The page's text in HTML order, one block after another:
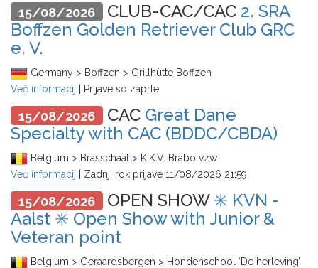
15/08/2026 CLUB-CAC/CAC 2. SRA
Boffzen Golden Retriever Club GRC
e. V.
Germany > Boffzen > Grillhütte Boffzen
Več informacij
| Prijave so zaprte
15/08/2026 CAC Great Dane
Specialty with CAC (BDDC/CBDA)
Belgium > Brasschaat > K.K.V. Brabo vzw
Več informacij
| Zadnji rok prijave 11/08/2026 21:59
15/08/2026 OPEN SHOW ✳️ KVN -
Aalst ✳️ Open Show with Junior &
Veteran point
Belgium > Geraardsbergen > Hondenschool ‘De herleving’